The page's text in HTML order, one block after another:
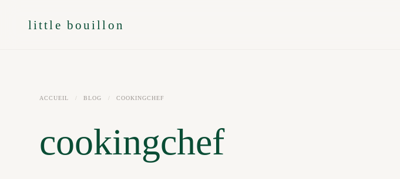
little bouillon
ACCUEIL / BLOG / COOKINGCHEF
cookingchef